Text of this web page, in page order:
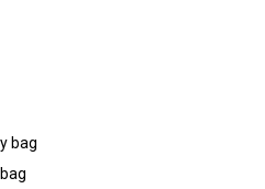
bag